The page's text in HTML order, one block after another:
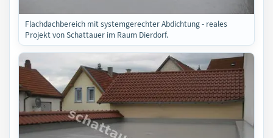
Flachdachbereich mit systemgerechter Abdichtung - reales
Projekt von Schattauer im Raum Dierdorf.